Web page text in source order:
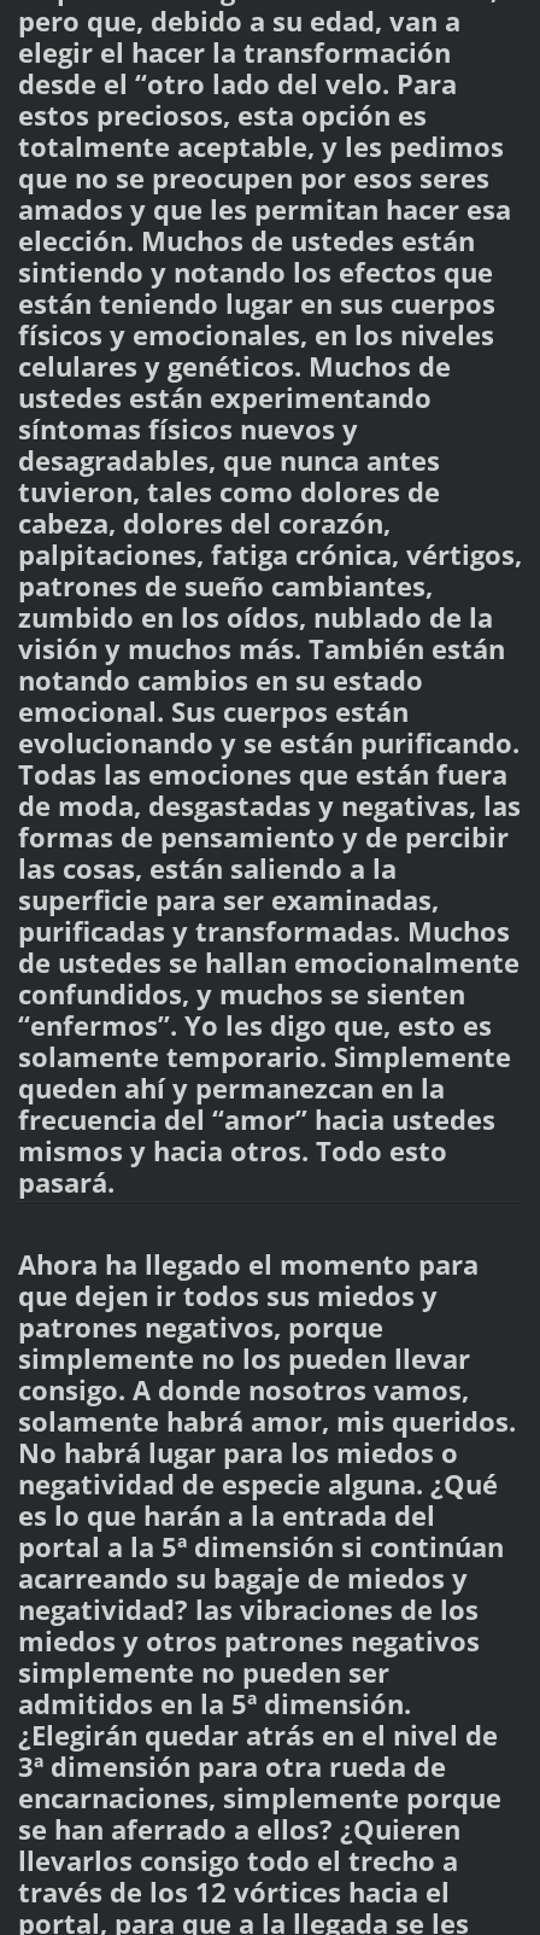
pero que, debido a su edad, van a
elegir el hacer la transformación
desde el “otro lado del velo. Para
estos preciosos, esta opción es
totalmente aceptable, y les pedimos
que no se preocupen por esos seres
amados y que les permitan hacer esa
elección. Muchos de ustedes están
sintiendo y notando los efectos que
están teniendo lugar en sus cuerpos
físicos y emocionales, en los niveles
celulares y genéticos. Muchos de
ustedes están experimentando
síntomas físicos nuevos y
desagradables, que nunca antes
tuvieron, tales como dolores de
cabeza, dolores del corazón,
palpitaciones, fatiga crónica, vértigos,
patrones de sueño cambiantes,
zumbido en los oídos, nublado de la
visión y muchos más. También están
notando cambios en su estado
emocional. Sus cuerpos están
evolucionando y se están purificando.
Todas las emociones que están fuera
de moda, desgastadas y negativas, las
formas de pensamiento y de percibir
las cosas, están saliendo a la
superficie para ser examinadas,
purificadas y transformadas. Muchos
de ustedes se hallan emocionalmente
confundidos, y muchos se sienten
“enfermos”. Yo les digo que, esto es
solamente temporario. Simplemente
queden ahí y permanezcan en la
frecuencia del “amor” hacia ustedes
mismos y hacia otros. Todo esto
pasará.
Ahora ha llegado el momento para
que dejen ir todos sus miedos y
patrones negativos, porque
simplemente no los pueden llevar
consigo. A donde nosotros vamos,
solamente habrá amor, mis queridos.
No habrá lugar para los miedos o
negatividad de especie alguna. ¿Qué
es lo que harán a la entrada del
portal a la 5ª dimensión si continúan
acarreando su bagaje de miedos y
negatividad? las vibraciones de los
miedos y otros patrones negativos
simplemente no pueden ser
admitidos en la 5ª dimensión.
¿Elegirán quedar atrás en el nivel de
3ª dimensión para otra rueda de
encarnaciones, simplemente porque
se han aferrado a ellos? ¿Quieren
llevarlos consigo todo el trecho a
través de los 12 vórtices hacia el
portal, para que a la llegada se les